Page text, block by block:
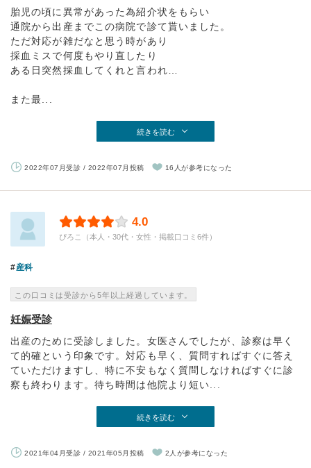
胎児の頃に異常があった為紹介状をもらい
通院から出産までこの病院で診て貰いました。
ただ対応が雑だなと思う時があり
採血ミスで何度もやり直したり
ある日突然採血してくれと言われ…
また最...
続きを読む
2022年07月受診 / 2022年07月投稿 16人が参考になった
4.0
ぴろこ（本人・30代・女性・掲載口コミ6件）
産科
この口コミは受診から5年以上経過しています。
妊娠受診
出産のために受診しました。女医さんでしたが、診察は早く
て的確という印象です。対応も早く、質問すればすぐに答え
ていただけますし、特に不安もなく質問しなければすぐに診
察も終わります。待ち時間は他院より短い...
続きを読む
2021年04月受診 / 2021年05月投稿 2人が参考になった